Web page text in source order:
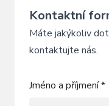
Kontaktní
Máte jakýkoliv
kontaktujte nás.
Jméno a příjmení *